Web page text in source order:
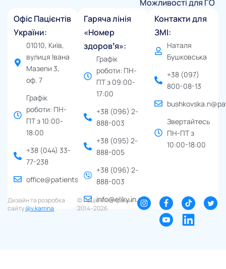
Можливості для ГО
Офіс Пацієнтів
України:
01010, Київ,
вулиця Івана
Мазепи 3,
оф. 7
Графік
роботи: ПН-
ПТ з 10:00-
18:00
+38 (044) 33-
77-238
office@patients.org.ua
Гаряча лінія
«Номер
здоровʼя»:
Графік
роботи: ПН-
ПТ з 09:00-
17:00
+38 (096) 2-
888-003
+38 (095) 2-
888-005
+38 (096) 2-
888-003
info@eliky.in.ua
Контакти для
ЗМІ:
Наталя
Бушковська
+38 (097)
800-08-13
Звертайтесь
ПН-ПТ з
10:00-18:00
Дизайн та розробка
сайту@v.karrina
© Пацієнти України ∙
2014–2026